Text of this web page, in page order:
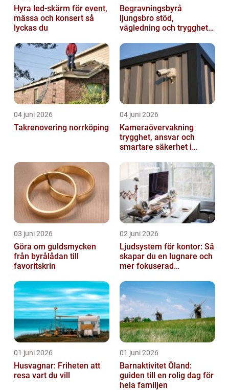
Hyra led-skärm för event,
mässa och konsert så
lyckas du
Begravningsbyrå
ljungsbro stöd,
vägledning och trygghet
04 juni 2026
Takrenovering norrköping
04 juni 2026
Kameraövervakning
trygghet, ansvar och
smartare säkerhet i
03 juni 2026
Göra om guldsmycken
från byrålådan till
favoritskrin
02 juni 2026
Ljudsystem för kontor: Så
skapar du en lugnare och
mer fokuserad
01 juni 2026
Husvagnar: Friheten att
resa vart du vill
01 juni 2026
Barnaktivitet Öland:
guiden till en rolig dag för
hela familjen